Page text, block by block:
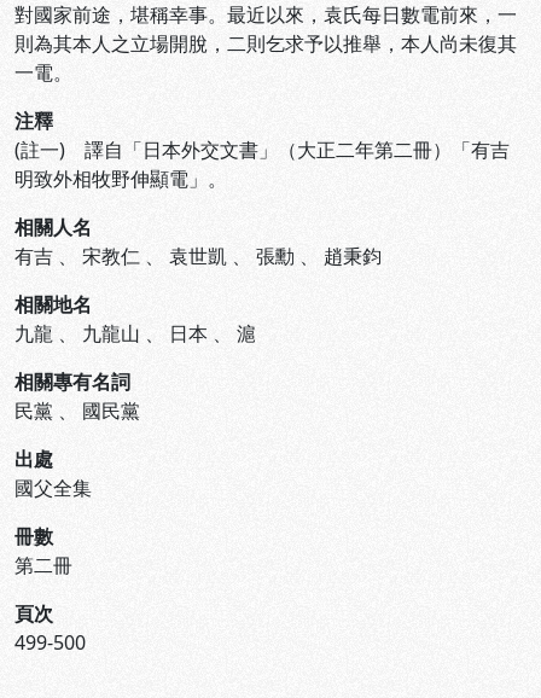
對國家前途，堪稱幸事。最近以來，袁氏每日數電前來，一
則為其本人之立場開脫，二則乞求予以推舉，本人尚未復其
一電。
注釋
(註一) 譯自「日本外交文書」（大正二年第二冊）「有吉
明致外相牧野伸顯電」。
相關人名
有吉 、 宋教仁 、 袁世凱 、 張勳 、 趙秉鈞
相關地名
九龍 、 九龍山 、 日本 、 滬
相關專有名詞
民黨 、 國民黨
出處
國父全集
冊數
第二冊
頁次
499-500